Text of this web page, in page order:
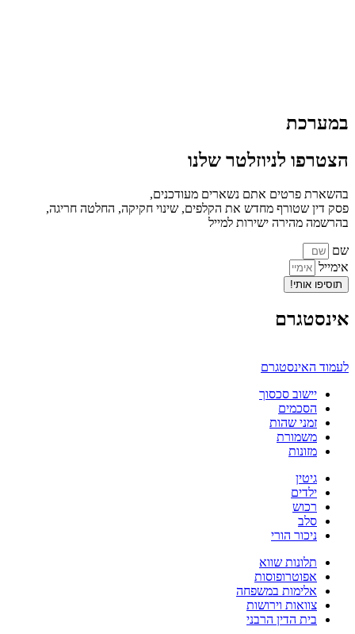
במערכת
הצטרפו לניוזלטר שלנו
בהשארת פרטים אתם נשארים מעודכנים,
פסק דין שטורף מחדש את הקלפים, שינוי חקיקה, החלטה חריגה,
בהרשמה מהירה ישירות למייל
שם
אימייל
תוסיפו אותי!
אינסטגרם
לעמוד האינסטגרם
יישוב סכסוך
הסכמים
זמני שהות
משמורת
מזונות
גיטין
ילדים
רכוש
סלב
ניכור הורי
תלונות שווא
אפוטרופוסות
אלימות במשפחה
צוואות וירושות
בית הדין הרבני